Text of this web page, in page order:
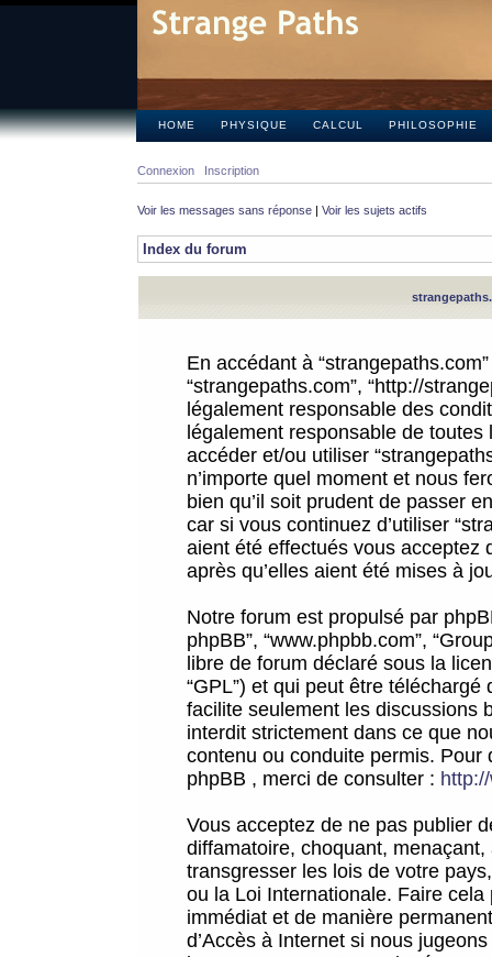
HOME PHYSIQUE CALCUL PHILOSOPHIE
Connexion Inscription
Voir les messages sans réponse | Voir les sujets actifs
Index du forum
En accédant à
“strangepaths.com”, “http://
légalement responsable des
légalement responsable de
accéder et/ou utiliser
n’importe quel moment et nous
bien qu’il soit prudent de passer
car si vous continuez d’utiliser
aient été effectués vous acceptez
après qu’elles aient été mises à
Notre forum est propulsé par
phpBB”, “www.phpbb.com”,
libre de forum déclaré sous la
“GPL”) et qui peut être téléchargé
facilite seulement les discussions
interdit strictement dans ce que
contenu ou conduite permis.
phpBB , merci de consulter :
Vous acceptez de ne pas publier
diffamatoire, choquant,
transgresser les lois de votre
ou la Loi Internationale. Faire
immédiat et de manière
d’Accès à Internet si nous